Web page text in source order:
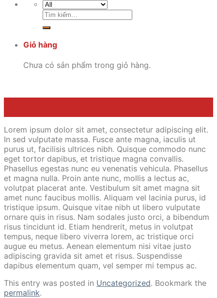
Tìm
Giỏ hàng
Chưa có sản phẩm trong giỏ hàng.
Lorem ipsum dolor sit amet, consectetur adipiscing elit.
In sed vulputate massa. Fusce ante magna, iaculis ut
purus ut, facilisis ultrices nibh. Quisque commodo nunc
eget tortor dapibus, et tristique magna convallis.
Phasellus egestas nunc eu venenatis vehicula. Phasellus
et magna nulla. Proin ante nunc, mollis a lectus ac,
volutpat placerat ante. Vestibulum sit amet magna sit
amet nunc faucibus mollis. Aliquam vel lacinia purus, id
tristique ipsum. Quisque vitae nibh ut libero vulputate
ornare quis in risus. Nam sodales justo orci, a bibendum
risus tincidunt id. Etiam hendrerit, metus in volutpat
tempus, neque libero viverra lorem, ac tristique orci
augue eu metus. Aenean elementum nisi vitae justo
adipiscing gravida sit amet et risus. Suspendisse
dapibus elementum quam, vel semper mi tempus ac.
This entry was posted in Uncategorized. Bookmark the
permalink.